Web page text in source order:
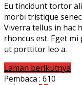
Eu tincidunt tortor
morbi tristique
Viverra tellus in hac
rhoncus est. Eget
ut porttitor leo a.
Laman berikutnya
Pembaca : 610